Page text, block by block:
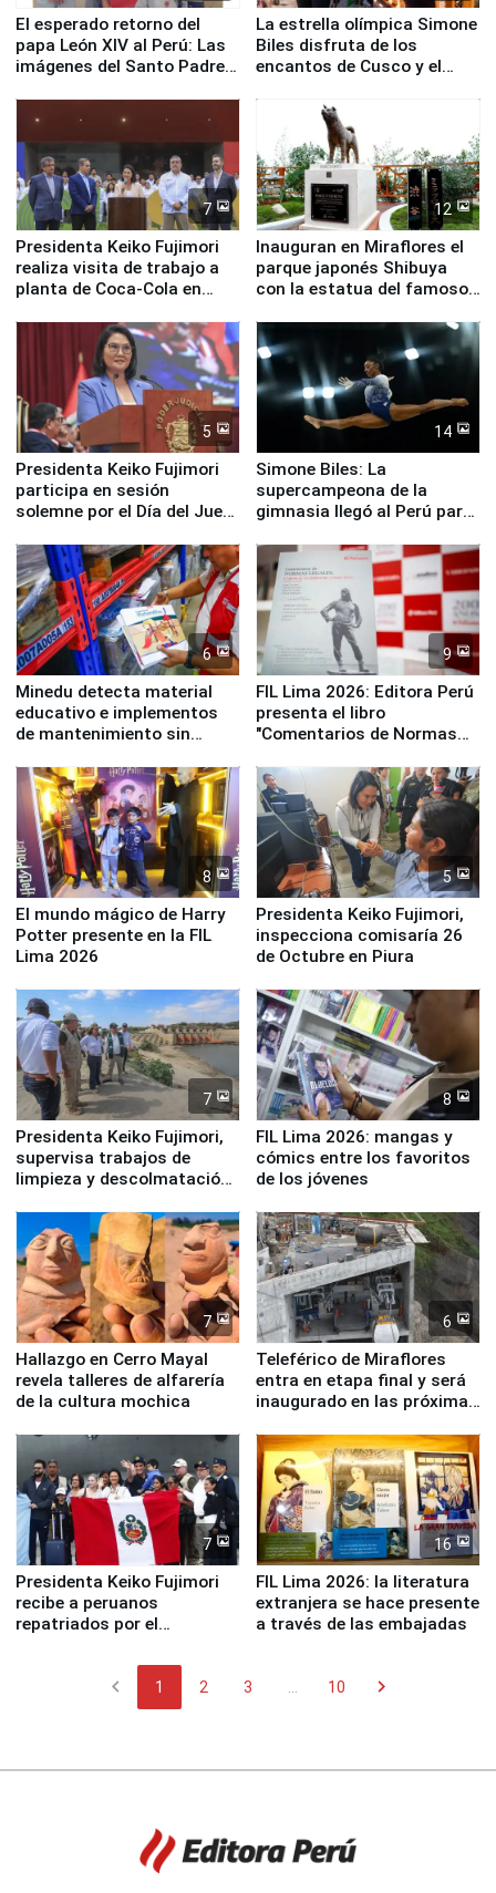
El esperado retorno del
papa León XIV al Perú: Las
imágenes del Santo Padre
La estrella olímpica Simone
Biles disfruta de los
encantos de Cusco y el
7
Presidenta Keiko Fujimori
realiza visita de trabajo a
planta de Coca-Cola en
12
Inauguran en Miraflores el
parque japonés Shibuya
con la estatua del famoso
5
Presidenta Keiko Fujimori
participa en sesión
solemne por el Día del Juez
14
Simone Biles: La
supercampeona de la
gimnasia llegó al Perú para
Panamericanos Lima 2027
6
Minedu detecta material
educativo e implementos
de mantenimiento sin
la UGEL 2
9
FIL Lima 2026: Editora Perú
presenta el libro
"Comentarios de Normas
Derecho Colectivo"
8
El mundo mágico de Harry
Potter presente en la FIL
Lima 2026
5
Presidenta Keiko Fujimori,
inspecciona comisaría 26
de Octubre en Piura
7
Presidenta Keiko Fujimori,
supervisa trabajos de
limpieza y descolmatación
8
FIL Lima 2026: mangas y
cómics entre los favoritos
de los jóvenes
7
Hallazgo en Cerro Mayal
revela talleres de alfarería
de la cultura mochica
6
Teleférico de Miraflores
entra en etapa final y será
inaugurado en las próximas
7
Presidenta Keiko Fujimori
recibe a peruanos
repatriados por el
16
FIL Lima 2026: la literatura
extranjera se hace presente
a través de las embajadas
chevron_left 1 2 3 10 chevron_right